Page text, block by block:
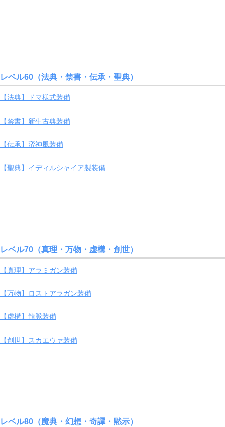
レベル60（法典・禁書・伝承・聖典）
【法典】ドマ様式装備
【禁書】新生古典装備
【伝承】蛮神風装備
【聖典】イディルシャイア製装備
レベル70（真理・万物・虚構・創世）
【真理】アラミガン装備
【万物】ロストアラガン装備
【虚構】龍脈装備
【創世】スカエウァ装備
レベル80（魔典・幻想・奇譚・黙示）